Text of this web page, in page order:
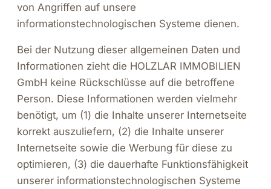
von Angriffen auf unsere
informationstechnologischen Systeme dienen.
Bei der Nutzung dieser allgemeinen Daten und
Informationen zieht die HOLZLAR IMMOBILIEN
GmbH keine Rückschlüsse auf die betroffene
Person. Diese Informationen werden vielmehr
benötigt, um (1) die Inhalte unserer Internetseite
korrekt auszuliefern, (2) die Inhalte unserer
Internetseite sowie die Werbung für diese zu
optimieren, (3) die dauerhafte Funktionsfähigkeit
unserer informationstechnologischen Systeme